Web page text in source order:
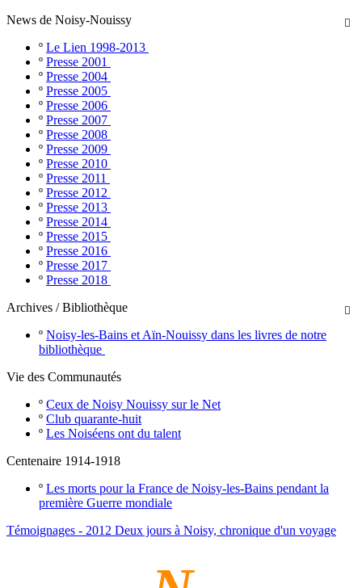

News de Noisy-Nouissy
º Le Lien 1998-2013
º Presse 2001
º Presse 2004
º Presse 2005
º Presse 2006
º Presse 2007
º Presse 2008
º Presse 2009
º Presse 2010
º Presse 2011
º Presse 2012
º Presse 2013
º Presse 2014
º Presse 2015
º Presse 2016
º Presse 2017
º Presse 2018

Archives / Bibliothèque
º Noisy-les-Bains et Aïn-Nouissy dans les livres de notre
bibliothèque
Vie des Communautés
º Ceux de Noisy Nouissy sur le Net
º Club quarante-huit
º Les Noiséens ont du talent
Centenaire 1914-1918
º Les morts pour la France de Noisy-les-Bains pendant la
première Guerre mondiale
Témoignages - 2012 Deux jours à Noisy, chronique d'un voyage